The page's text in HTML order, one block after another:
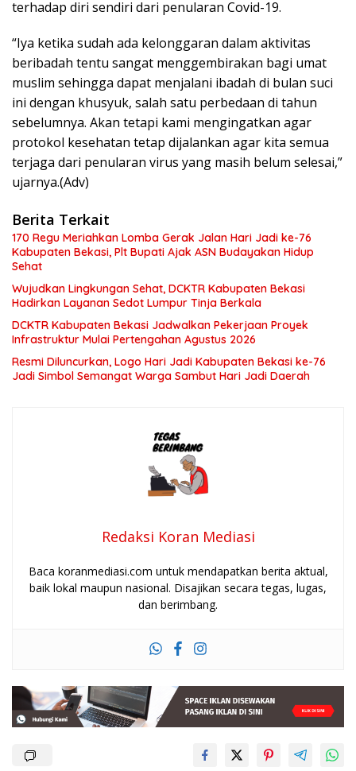
terhadap diri sendiri dari penularan Covid-19.
“Iya ketika sudah ada kelonggaran dalam aktivitas
beribadah tentu sangat menggembirakan bagi umat
muslim sehingga dapat menjalani ibadah di bulan suci
ini dengan khusyuk, salah satu perbedaan di tahun
sebelumnya. Akan tetapi kami mengingatkan agar
protokol kesehatan tetap dijalankan agar kita semua
terjaga dari penularan virus yang masih belum selesai,”
ujarnya.(Adv)
Berita Terkait
170 Regu Meriahkan Lomba Gerak Jalan Hari Jadi ke-76
Kabupaten Bekasi, Plt Bupati Ajak ASN Budayakan Hidup
Sehat
Wujudkan Lingkungan Sehat, DCKTR Kabupaten Bekasi
Hadirkan Layanan Sedot Lumpur Tinja Berkala
DCKTR Kabupaten Bekasi Jadwalkan Pekerjaan Proyek
Infrastruktur Mulai Pertengahan Agustus 2026
Resmi Diluncurkan, Logo Hari Jadi Kabupaten Bekasi ke-76
Jadi Simbol Semangat Warga Sambut Hari Jadi Daerah
Redaksi Koran Mediasi
Baca koranmediasi.com untuk mendapatkan berita aktual,
baik lokal maupun nasional. Disajikan secara tegas, lugas,
dan berimbang.